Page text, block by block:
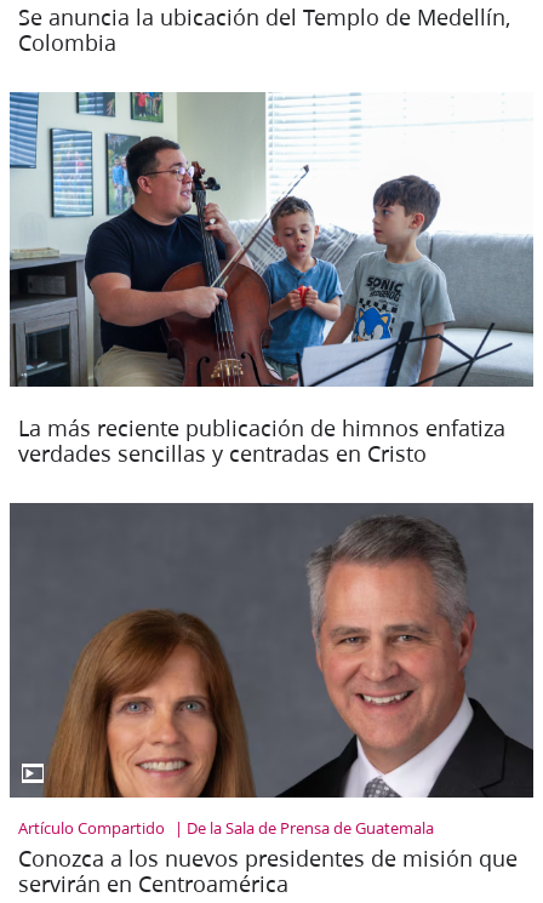
Se anuncia la ubicación del Templo de Medellín,
Colombia
La más reciente publicación de himnos enfatiza
verdades sencillas y centradas en Cristo
Artículo Compartido De la Sala de Prensa de Guatemala
Conozca a los nuevos presidentes de misión que
servirán en Centroamérica